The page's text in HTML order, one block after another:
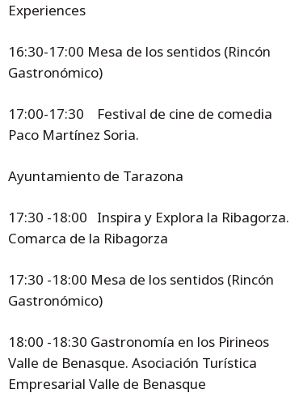
Experiences
16:30-17:00 Mesa de los sentidos (Rincón
Gastronómico)
17:00-17:30 Festival de cine de comedia
Paco Martínez Soria.
Ayuntamiento de Tarazona
17:30 -18:00 Inspira y Explora la Ribagorza.
Comarca de la Ribagorza
17:30 -18:00 Mesa de los sentidos (Rincón
Gastronómico)
18:00 -18:30 Gastronomía en los Pirineos
Valle de Benasque. Asociación Turística
Empresarial Valle de Benasque